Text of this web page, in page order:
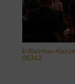
k-Klezmer-
06342